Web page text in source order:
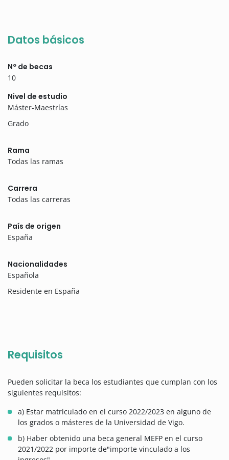
Datos básicos
Nº de becas
10
Nivel de estudio
Máster-Maestrías
Grado
Rama
Todas las ramas
Carrera
Todas las carreras
País de origen
España
Nacionalidades
Española
Residente en España
Requisitos
Pueden solicitar la beca los estudiantes que cumplan con los
siguientes requisitos:
a) Estar matriculado en el curso 2022/2023 en alguno de
los grados o másteres de la Universidad de Vigo.
b) Haber obtenido una beca general MEFP en el curso
2021/2022 por importe de"importe vinculado a los